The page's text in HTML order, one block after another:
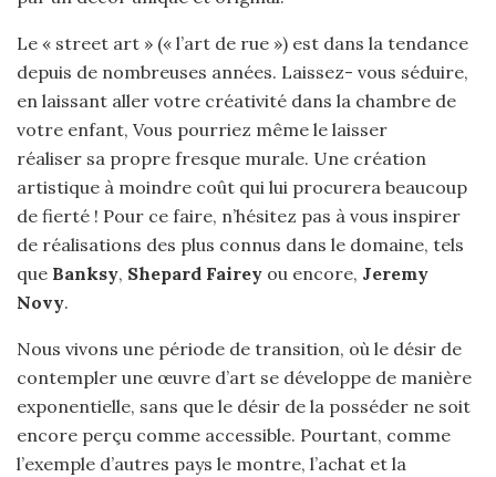
Le « street art » (« l’art de rue ») est dans la tendance
depuis de nombreuses années. Laissez- vous séduire,
en laissant aller votre créativité dans la chambre de
votre enfant, Vous pourriez même le laisser
réaliser sa propre fresque murale. Une création
artistique à moindre coût qui lui procurera beaucoup
de fierté ! Pour ce faire, n’hésitez pas à vous inspirer
de réalisations des plus connus dans le domaine, tels
que Banksy, Shepard Fairey ou encore, Jeremy
Novy.
Nous vivons une période de transition, où le désir de
contempler une œuvre d’art se développe de manière
exponentielle, sans que le désir de la posséder ne soit
encore perçu comme accessible. Pourtant, comme
l’exemple d’autres pays le montre, l’achat et la